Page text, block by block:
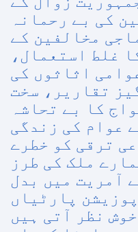
کی بے رحمانہ
مخالفین کے
غلط استعمال،
اثاثوں کی
تقاریر، سخت
کا بے تحاشہ
عوام کی زندگی
ترقی کو خطرے
ملک کی طرز
آمریت میں بدل
پارٹیاں
نظر آتی ہیں